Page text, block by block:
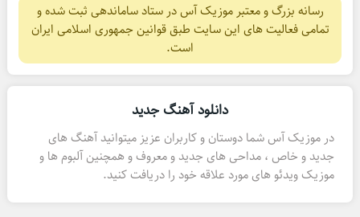
رسانه بزرگ و معتبر موزیک آس در ستاد ساماندهی ثبت شده و
تمامی فعالیت های این سایت طبق قوانین جمهوری اسلامی ایران
است.
دانلود آهنگ جدید
در موزیک آس شما دوستان و کاربران عزیز میتوانید آهنگ های
جدید و خاص ، مداحی های جدید و معروف و همچنین آلبوم ها و
موزیک ویدئو های مورد علاقه خود را دریافت کنید.